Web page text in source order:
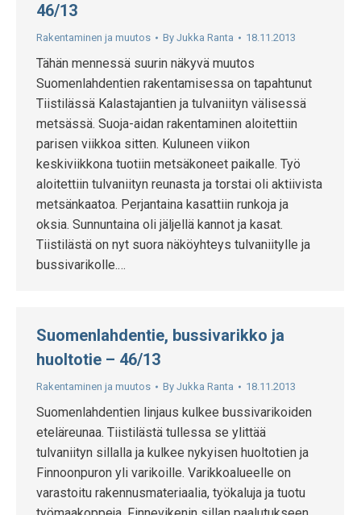
46/13
Rakentaminen ja muutos By Jukka Ranta 18.11.2013
Tähän mennessä suurin näkyvä muutos
Suomenlahdentien rakentamisessa on tapahtunut
Tiistilässä Kalastajantien ja tulvaniityn välisessä
metsässä. Suoja-aidan rakentaminen aloitettiin
parisen viikkoa sitten. Kuluneen viikon
keskiviikkona tuotiin metsäkoneet paikalle. Työ
aloitettiin tulvaniityn reunasta ja torstai oli aktiivista
metsänkaatoa. Perjantaina kasattiin runkoja ja
oksia. Sunnuntaina oli jäljellä kannot ja kasat.
Tiistilästä on nyt suora näköyhteys tulvaniitylle ja
bussivarikolle.…
Suomenlahdentie, bussivarikko ja
huoltotie – 46/13
Rakentaminen ja muutos By Jukka Ranta 18.11.2013
Suomenlahdentien linjaus kulkee bussivarikoiden
eteläreunaa. Tiistilästä tullessa se ylittää
tulvaniityn sillalla ja kulkee nykyisen huoltotien ja
Finnoonpuron yli varikoille. Varikkoalueelle on
varastoitu rakennusmateriaalia, työkaluja ja tuotu